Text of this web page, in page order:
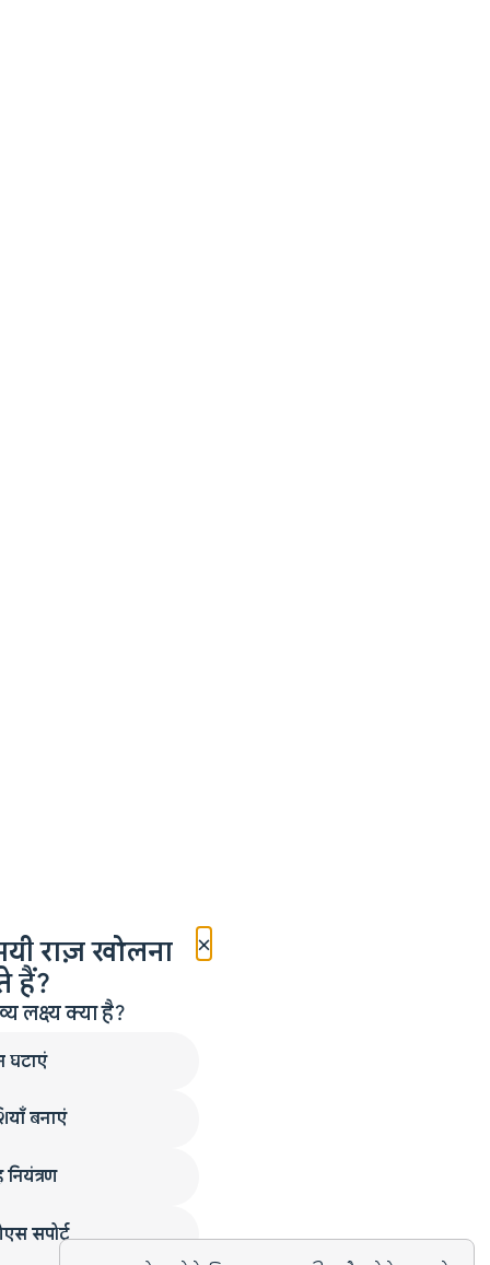
×
राज़ खोलना
हैं?
लक्ष्य क्या है?
घटाएं
बनाएं
सपोर्ट